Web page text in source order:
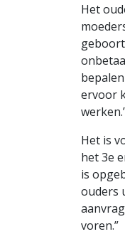
Het
ervoor
Het is
het 3e
is
ouders
voren.”